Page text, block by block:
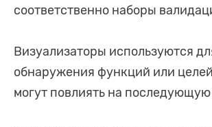
соответственно наборы
Визуализаторы используются
обнаружения функций или
могут повлиять на последующую